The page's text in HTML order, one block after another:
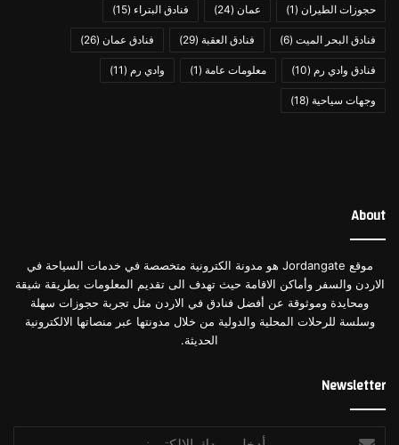
حجوزات الطيران (1) عمان (24) فنادق البتراء (15)
فنادق البحر الميت (6) فنادق العقبة (29) فنادق عمان (26)
فنادق وادي رم (10) معلومات عامة (1) وادي رم (11)
وجهات سياحية (18)
About
موقع Jordangate هو مدونة الكترونية متخصصة في خدمات السياحة في
الاردن والسفر وأماكن الاقامة حيث تهدف الى تقديم المعلومات بطريقة شيقة
ومحايدة وموثوقة عن أفضل فنادق في الاردن مثل تجربة حجوزات سهلة
وسلسة للرحلات المحلية والدولية من خلال مدونتها عبر منصاتها الالكترونية
الحديثة.
Newsletter
أدخل